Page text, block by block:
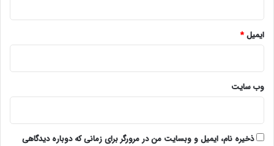
ایمیل*
وب‌ سایت
ذخیره نام، ایمیل و وبسایت من در مرورگر برای زمانی که دوباره دیدگاهی